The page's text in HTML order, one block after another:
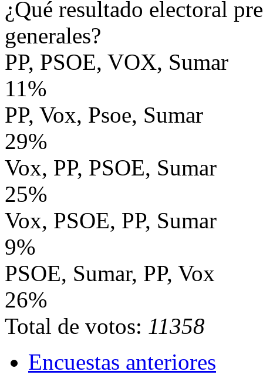
¿Qué resultado electoral
generales?
PP, PSOE, VOX, Sumar
11%
PP, Vox, Psoe, Sumar
29%
Vox, PP, PSOE, Sumar
25%
Vox, PSOE, PP, Sumar
9%
PSOE, Sumar, PP, Vox
26%
Total de votos: 11358
Encuestas anteriores